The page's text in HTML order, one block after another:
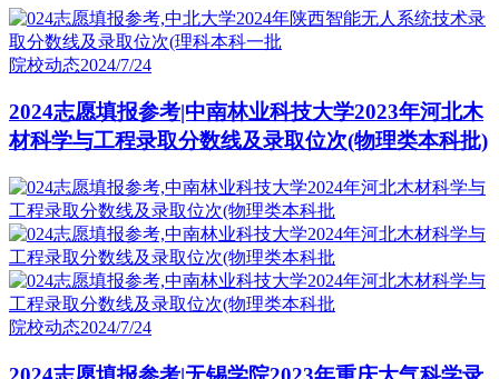
院校动态2024/7/24
2024志愿填报参考|中南林业科技大学2023年河北木
材科学与工程录取分数线及录取位次(物理类本科批)
院校动态2024/7/24